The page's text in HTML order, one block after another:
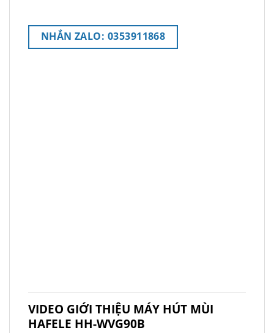
NHẮN ZALO: 0353911868
VIDEO GIỚI THIỆU MÁY HÚT MÙI
HAFELE HH-WVG90B